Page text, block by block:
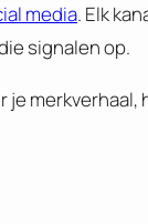
media. Elk
signalen op.
merkverhaal,